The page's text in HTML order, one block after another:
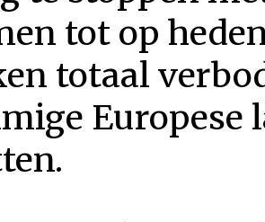
tot op
totaal
Europese